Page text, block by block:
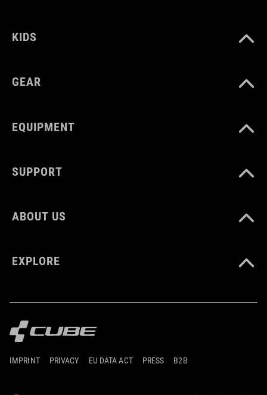
KIDS
GEAR
EQUIPMENT
SUPPORT
ABOUT US
EXPLORE
IMPRINT PRIVACY EU DATA ACT PRESS B2B